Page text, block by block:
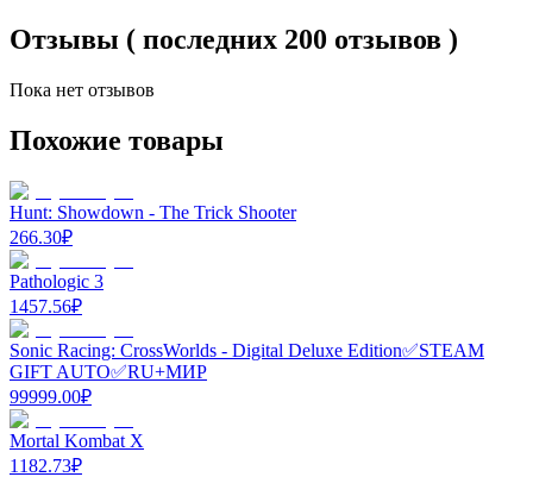
Отзывы ( последних 200 отзывов )
Пока нет отзывов
Похожие товары
Hunt: Showdown - The Trick Shooter
266.30₽
Pathologic 3
1457.56₽
Sonic Racing: CrossWorlds - Digital Deluxe Edition✅STEAM
GIFT AUTO✅RU+МИР
99999.00₽
Mortal Kombat X
1182.73₽